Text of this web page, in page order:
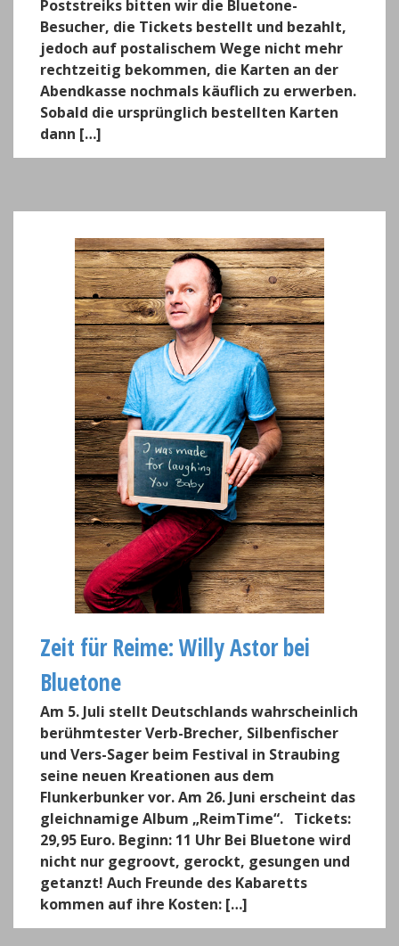
Poststreiks bitten wir die Bluetone-
Besucher, die Tickets bestellt und bezahlt,
jedoch auf postalischem Wege nicht mehr
rechtzeitig bekommen, die Karten an der
Abendkasse nochmals käuflich zu erwerben.
Sobald die ursprünglich bestellten Karten
dann […]
Zeit für Reime: Willy Astor bei
Bluetone
Am 5. Juli stellt Deutschlands wahrscheinlich
berühmtester Verb-Brecher, Silbenfischer
und Vers-Sager beim Festival in Straubing
seine neuen Kreationen aus dem
Flunkerbunker vor. Am 26. Juni erscheint das
gleichnamige Album „ReimTime“. Tickets:
29,95 Euro. Beginn: 11 Uhr Bei Bluetone wird
nicht nur gegroovt, gerockt, gesungen und
getanzt! Auch Freunde des Kabaretts
kommen auf ihre Kosten: […]